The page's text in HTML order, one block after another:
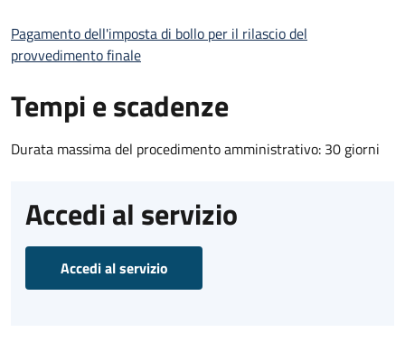
Pagamento dell'imposta di bollo per il rilascio del
provvedimento finale
Tempi e scadenze
Durata massima del procedimento amministrativo: 30 giorni
Accedi al servizio
Accedi al servizio